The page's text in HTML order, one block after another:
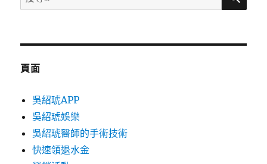
尋
鍵
頁面
吳紹琥APP
吳紹琥娛樂
吳紹琥醫師的手術技術
快速領退水金